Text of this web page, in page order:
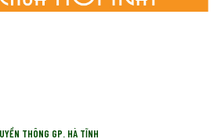
THÔNG GP. HÀ TĨNH